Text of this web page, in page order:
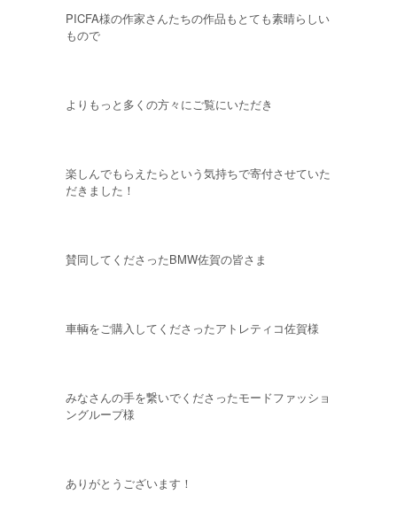
PICFA様の作家さんたちの作品もとても素晴らしい
もので
よりもっと多くの方々にご覧にいただき
楽しんでもらえたらという気持ちで寄付させていた
だきました！
賛同してくださったBMW佐賀の皆さま
車輌をご購入してくださったアトレティコ佐賀様
みなさんの手を繋いでくださったモードファッショ
ングループ様
ありがとうございます！